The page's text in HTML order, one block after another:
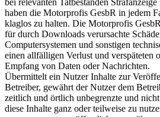
haben die Motorprofis GesbR in jedem
klaglos zu halten. Die Motorprofis
für durch Downloads verursachte
Computersystemen und sonstigen
einen allfälligen Verlust und verspäteten
Empfang von Daten oder Nachrichten.
Übermittelt ein Nutzer Inhalte zur
Betreiber, gewährt der Nutzer dem
zeitlich und örtlich unbegrenzte und
diese Inhalte ganz oder teilweise zu